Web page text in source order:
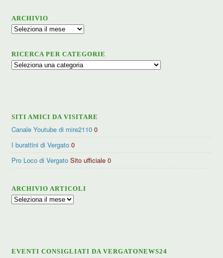
ARCHIVIO
Archivio
RICERCA PER CATEGORIE
Ricerca
SITI AMICI DA VISITARE
Canale Youtube di mire2110 0
I burattini di Vergato 0
Pro Loco di Vergato Sito ufficiale 0
ARCHIVIO ARTICOLI
Archivio
EVENTI CONSIGLIATI DA VERGATONEWS24